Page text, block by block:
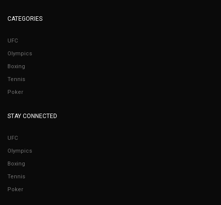
CATEGORIES
UFC
Olympics
Boxing
Tennis
Poker
STAY CONNECTED
UFC
Olympics
Boxing
Tennis
Poker